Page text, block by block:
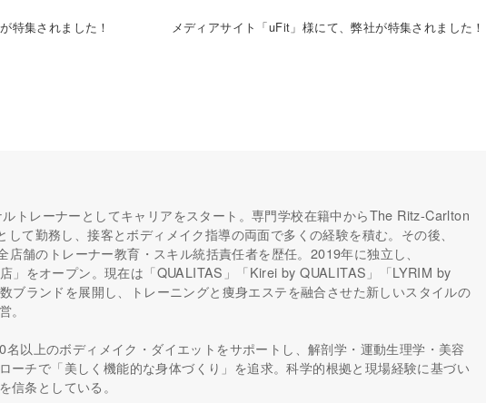
特集されました！ メディアサイト「uFit」様にて、弊社が特集されました！
トレーナーとしてキャリアをスタート。専門学校在籍中からThe Ritz-Carlton
して勤務し、接客とボディメイク指導の両面で多くの経験を積む。その後、
店舗のトレーナー教育・スキル統括責任者を歴任。2019年に独立し、
」をオープン。現在は「QUALITAS」「Kirei by QUALITAS」「LYRIM by
ブランドを展開し、トレーニングと痩身エステを融合させた新しいスタイルの
。
名以上のボディメイク・ダイエットをサポートし、解剖学・運動生理学・美容
ーチで「美しく機能的な身体づくり」を追求。科学的根拠と現場経験に基づい
信条としている。